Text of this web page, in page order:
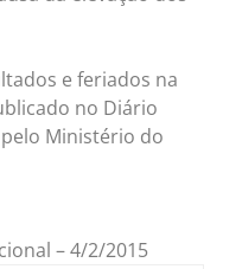
e feriados na
no Diário
Ministério do
– 4/2/2015